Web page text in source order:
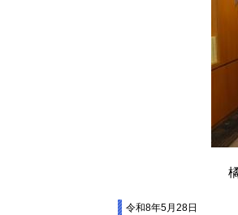
令和8年5月28日